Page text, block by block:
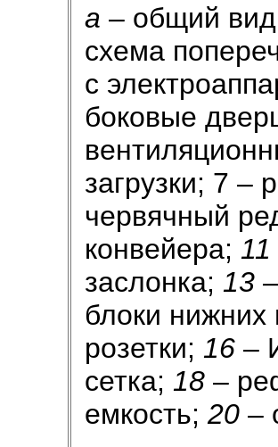
а – общий
схема
с
боковые
загрузки; 7 –
червячный
конвейера; 11
заслонка; 13
блоки нижних
розетки; 16 –
сетка; 18 –
емкость; 20 –